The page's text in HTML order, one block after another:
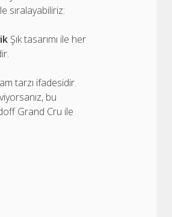
sıralayabiliriz:
Şık tasarımı ile her
tarzı ifadesidir.
bu
Grand Cru ile